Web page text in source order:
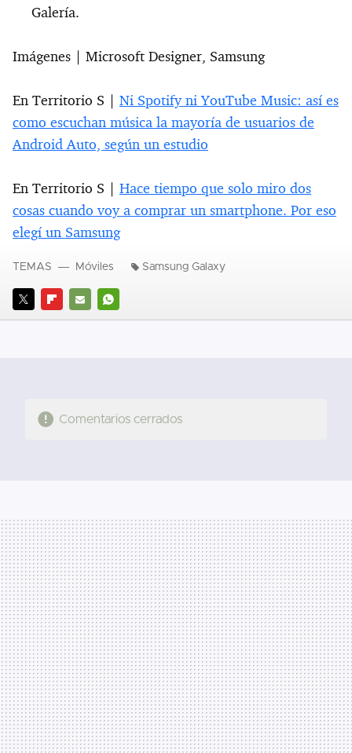
Galería.
Imágenes | Microsoft Designer, Samsung
En Territorio S | Ni Spotify ni YouTube Music: así es
como escuchan música la mayoría de usuarios de
Android Auto, según un estudio
En Territorio S | Hace tiempo que solo miro dos
cosas cuando voy a comprar un smartphone. Por eso
elegí un Samsung
TWITTERFLIPBOARD
E- WHATSAPP
TEMAS Móviles Samsung Galaxy
Comentarios cerrados